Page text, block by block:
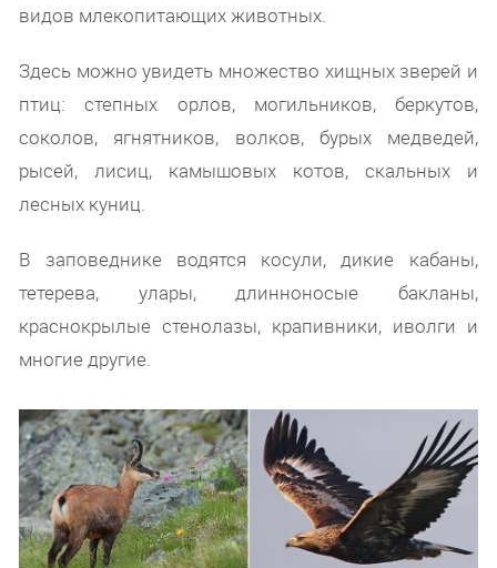
видов млекопитающих животных.
Здесь можно увидеть множество хищных зверей и
птиц: степных орлов, могильников, беркутов,
соколов, ягнятников, волков, бурых медведей,
рысей, лисиц, камышовых котов, скальных и
лесных куниц.
В заповеднике водятся косули, дикие кабаны,
тетерева, улары, длинноносые бакланы,
краснокрылые стенолазы, крапивники, иволги и
многие другие.